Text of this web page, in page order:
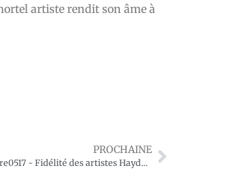
artiste rendit son âme à
PROCHAINE
histoire0517 - Fidélité des artistes Haydn et Mozart à réciter le chapelet